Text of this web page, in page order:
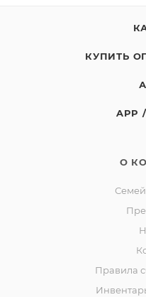
КУПИТЬ
APP
О
Правила